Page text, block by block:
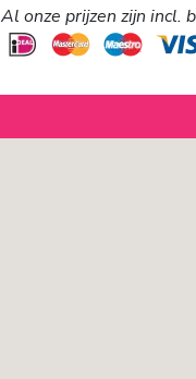
Al onze prijzen zijn incl.